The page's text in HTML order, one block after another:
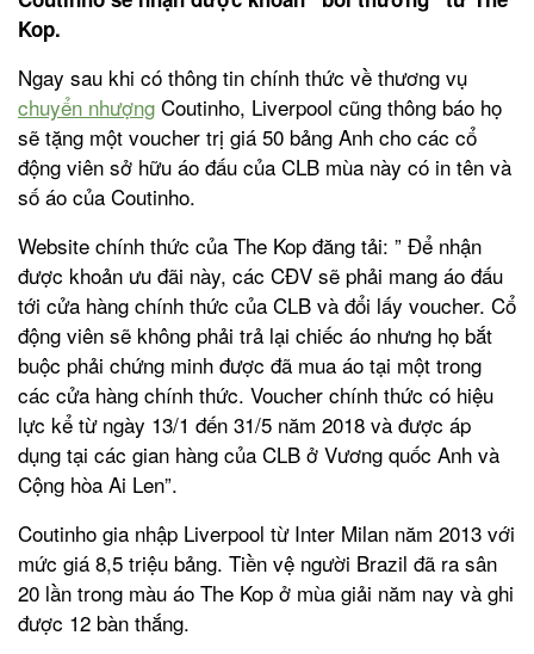
Kop.
Ngay sau khi có thông tin chính thức về thương vụ
chuyển nhượng Coutinho, Liverpool cũng thông báo họ
sẽ tặng một voucher trị giá 50 bảng Anh cho các cổ
động viên sở hữu áo đấu của CLB mùa này có in tên và
số áo của Coutinho.
Website chính thức của The Kop đăng tải: ” Để nhận
được khoản ưu đãi này, các CĐV sẽ phải mang áo đấu
tới cửa hàng chính thức của CLB và đổi lấy voucher. Cổ
động viên sẽ không phải trả lại chiếc áo nhưng họ bắt
buộc phải chứng minh được đã mua áo tại một trong
các cửa hàng chính thức. Voucher chính thức có hiệu
lực kể từ ngày 13/1 đến 31/5 năm 2018 và được áp
dụng tại các gian hàng của CLB ở Vương quốc Anh và
Cộng hòa Ai Len”.
Coutinho gia nhập Liverpool từ Inter Milan năm 2013 với
mức giá 8,5 triệu bảng. Tiền vệ người Brazil đã ra sân
20 lần trong màu áo The Kop ở mùa giải năm nay và ghi
được 12 bàn thắng.